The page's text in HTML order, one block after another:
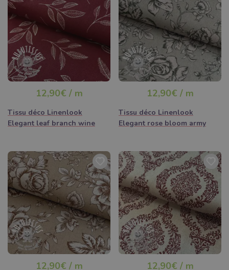
12,90€ / m
Tissu déco Linenlook
Elegant leaf branch wine
12,90€ / m
Tissu déco Linenlook
Elegant rose bloom army
12,90€ / m 12,90€ / m